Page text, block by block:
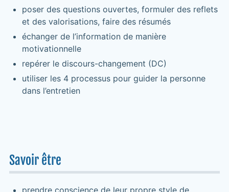
poser des questions ouvertes, formuler des reflets
et des valorisations, faire des résumés
échanger de l’information de manière
motivationnelle
repérer le discours-changement (DC)
utiliser les 4 processus pour guider la personne
dans l’entretien
Savoir être
prendre conscience de leur propre style de